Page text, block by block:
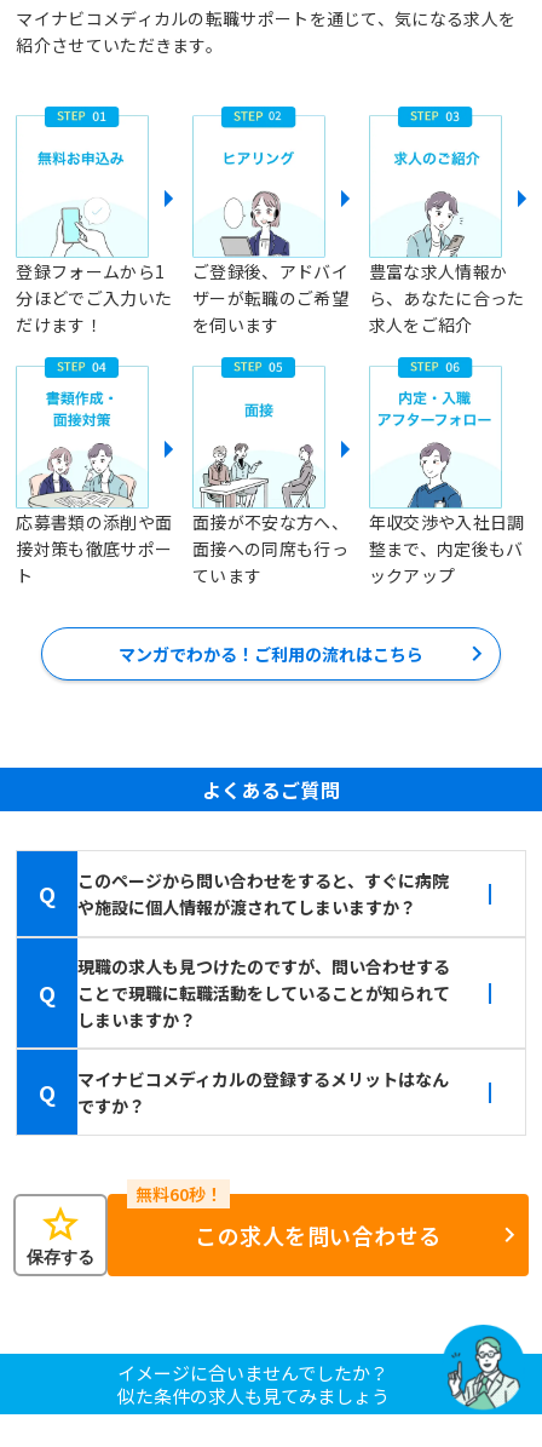
マイナビコメディカルの転職サポートを通じて、気になる求人を
紹介させていただきます。
登録フォームから1
分ほどでご入力いた
だけます！
ご登録後、アドバイ
ザーが転職のご希望
を伺います
豊富な求人情報か
ら、あなたに合った
求人をご紹介
応募書類の添削や面
接対策も徹底サポー
ト
面接が不安な方へ、
面接への同席も行っ
ています
年収交渉や入社日調
整まで、内定後もバ
ックアップ
マンガでわかる！ご利用の流れはこちら
よくあるご質問
Q
このページから問い合わせをすると、すぐに病院
や施設に個人情報が渡されてしまいますか？
Q
現職の求人も見つけたのですが、問い合わせする
ことで現職に転職活動をしていることが知られて
しまいますか？
Q
マイナビコメディカルの登録するメリットはなん
ですか？
star
保存する
この求人を問い合わせる
イメージに合いませんでしたか？
似た条件の求人も見てみましょう